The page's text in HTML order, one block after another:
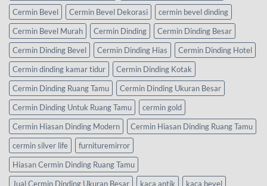
Cermin Bevel
Cermin Bevel Dekorasi
cermin bevel dinding
Cermin Bevel Murah
Cermin Dinding
Cermin Dinding Besar
Cermin Dinding Bevel
Cermin Dinding Hias
Cermin Dinding Hotel
Cermin dinding kamar tidur
Cermin Dinding Kotak
Cermin Dinding Ruang Tamu
Cermin Dinding Ukuran Besar
Cermin Dinding Untuk Ruang Tamu
cermin gold
Cermin Hiasan Dinding Modern
Cermin Hiasan Dinding Ruang Tamu
cermin silver life
furnituremirror
Hiasan Cermin Dinding Ruang Tamu
Jual Cermin Dinding Ukuran Besar
kaca antik
kaca bevel